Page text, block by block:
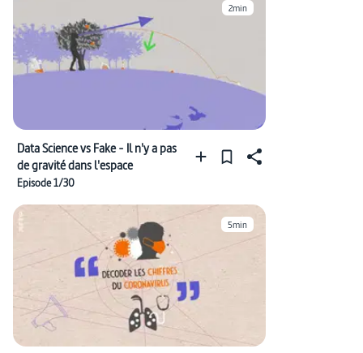
2min
Data Science vs Fake - Il n'y a pas
de gravité dans l'espace
Episode 1/30
5min